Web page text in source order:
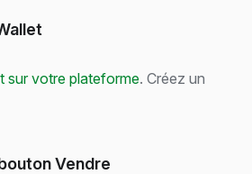
sur votre plateforme. Créez un
Vendre